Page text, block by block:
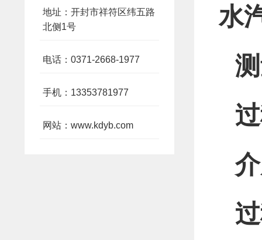
地址：开封市祥符区纬五路
北侧1号
电话：0371-2668-1977
手机：13353781977
网站：www.kdyb.com
水